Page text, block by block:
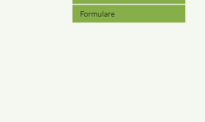
Formulare